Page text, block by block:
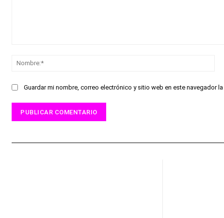
Guardar mi nombre, correo electrónico y sitio web en este navegador